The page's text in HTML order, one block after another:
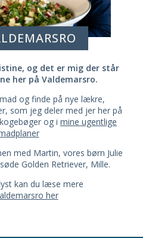
og det er mig der står
her på Valdemarsro.
og finde på nye lækre,
som jeg deler med jer her på
og i mine ugentlige
med Martin, vores børn Julie
Golden Retriever, Mille.
kan du læse mere
her